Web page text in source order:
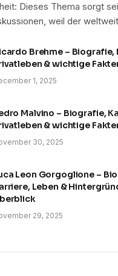
Dieses Thema sorgt
weil der
Brehme – Biografie,
& wichtige
1, 2025
Malvino – Biografie,
& wichtige
30, 2025
Leon Gorgoglione –
Leben &
29, 2025